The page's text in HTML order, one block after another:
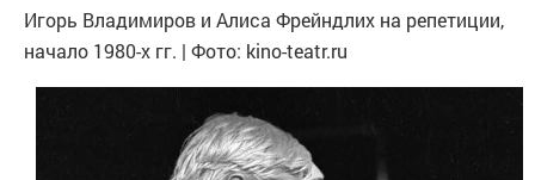
Игорь Владимиров и Алиса Фрейндлих на репетиции,
начало 1980-х гг. | Фото: kino-teatr.ru